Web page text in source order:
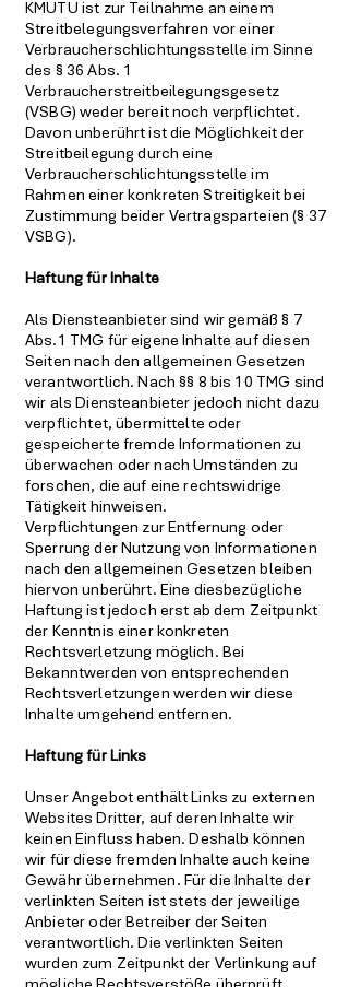
KMUTU ist zur Teilnahme an einem
Streitbelegungsverfahren vor einer
Verbraucherschlichtungsstelle im Sinne
des § 36 Abs. 1
Verbraucherstreitbeilegungsgesetz
(VSBG) weder bereit noch verpflichtet.
Davon unberührt ist die Möglichkeit der
Streitbeilegung durch eine
Verbraucherschlichtungsstelle im
Rahmen einer konkreten Streitigkeit bei
Zustimmung beider Vertragsparteien (§ 37
VSBG).
Haftung für Inhalte
Als Diensteanbieter sind wir gemäß § 7
Abs.1 TMG für eigene Inhalte auf diesen
Seiten nach den allgemeinen Gesetzen
verantwortlich. Nach §§ 8 bis 10 TMG sind
wir als Diensteanbieter jedoch nicht dazu
verpflichtet, übermittelte oder
gespeicherte fremde Informationen zu
überwachen oder nach Umständen zu
forschen, die auf eine rechtswidrige
Tätigkeit hinweisen.
Verpflichtungen zur Entfernung oder
Sperrung der Nutzung von Informationen
nach den allgemeinen Gesetzen bleiben
hiervon unberührt. Eine diesbezügliche
Haftung ist jedoch erst ab dem Zeitpunkt
der Kenntnis einer konkreten
Rechtsverletzung möglich. Bei
Bekanntwerden von entsprechenden
Rechtsverletzungen werden wir diese
Inhalte umgehend entfernen.
Haftung für Links
Unser Angebot enthält Links zu externen
Websites Dritter, auf deren Inhalte wir
keinen Einfluss haben. Deshalb können
wir für diese fremden Inhalte auch keine
Gewähr übernehmen. Für die Inhalte der
verlinkten Seiten ist stets der jeweilige
Anbieter oder Betreiber der Seiten
verantwortlich. Die verlinkten Seiten
wurden zum Zeitpunkt der Verlinkung auf